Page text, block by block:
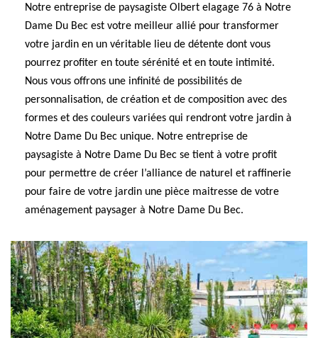
Notre entreprise de paysagiste Olbert elagage 76 à Notre
Dame Du Bec est votre meilleur allié pour transformer
votre jardin en un véritable lieu de détente dont vous
pourrez profiter en toute sérénité et en toute intimité.
Nous vous offrons une infinité de possibilités de
personnalisation, de création et de composition avec des
formes et des couleurs variées qui rendront votre jardin à
Notre Dame Du Bec unique. Notre entreprise de
paysagiste à Notre Dame Du Bec se tient à votre profit
pour permettre de créer l’alliance de naturel et raffinerie
pour faire de votre jardin une pièce maitresse de votre
aménagement paysager à Notre Dame Du Bec.